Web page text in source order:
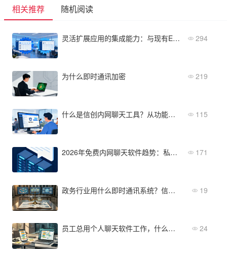
相关推荐 随机阅读
灵活扩展应用的集成能力：与现有ERP、CRM等系统的无缝对接 294
为什么即时通讯加密 219
什么是信创内网聊天工具？从功能到选型一文搞懂 115
2026年免费内网聊天软件趋势：私有化部署与AI助手成标配 171
政务行业用什么即时通讯系统？信创适配下的选择方案 19
员工总用个人聊天软件工作，什么样的企业IM更方便落地？ 24